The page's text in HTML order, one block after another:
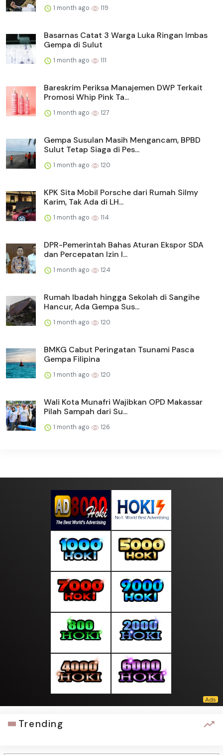
1 month ago 119
Basarnas Catat 3 Warga Luka Ringan Imbas
Gempa di Sulut
1 month ago 111
Bareskrim Periksa Manajemen DWP Terkait
Promosi Whip Pink Ta...
1 month ago 127
Gempa Susulan Masih Mengancam, BPBD
Sulut Tetap Siaga di Pes...
1 month ago 120
KPK Sita Mobil Porsche dari Rumah Silmy
Karim, Tak Ada di LH...
1 month ago 114
DPR-Pemerintah Bahas Aturan Ekspor SDA
dan Percepatan Izin I...
1 month ago 124
Rumah Ibadah hingga Sekolah di Sangihe
Hancur, Ada Gempa Sus...
1 month ago 120
BMKG Cabut Peringatan Tsunami Pasca
Gempa Filipina
1 month ago 120
Wali Kota Munafri Wajibkan OPD Makassar
Pilah Sampah dari Su...
1 month ago 126
Trending